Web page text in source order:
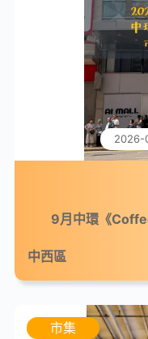
2026-
9月中環《
中西區
市集